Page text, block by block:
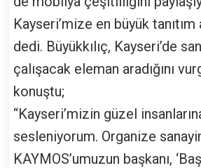
Kayseri’mize en büyük
dedi. Büyükkılıç, Kayseri’de
çalışacak eleman aradığını
konuştu;
“Kayseri’mizin güzel
sesleniyorum. Organize
KAYMOS’umuzun başkanı,